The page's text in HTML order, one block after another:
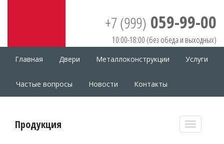
+7 (999) 059-99-00
10:00-18:00 (без обеда и выходных)
Главная Двери Металлоконструкции Услуги
Частые вопросы Новости Контакты
Продукция